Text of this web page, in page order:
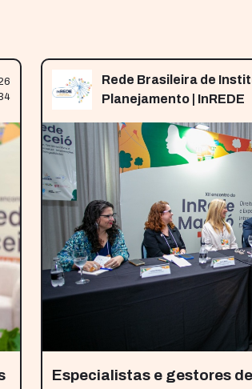
Rede Brasileira de
Planejamento | InREDE
Especialistas e gestores